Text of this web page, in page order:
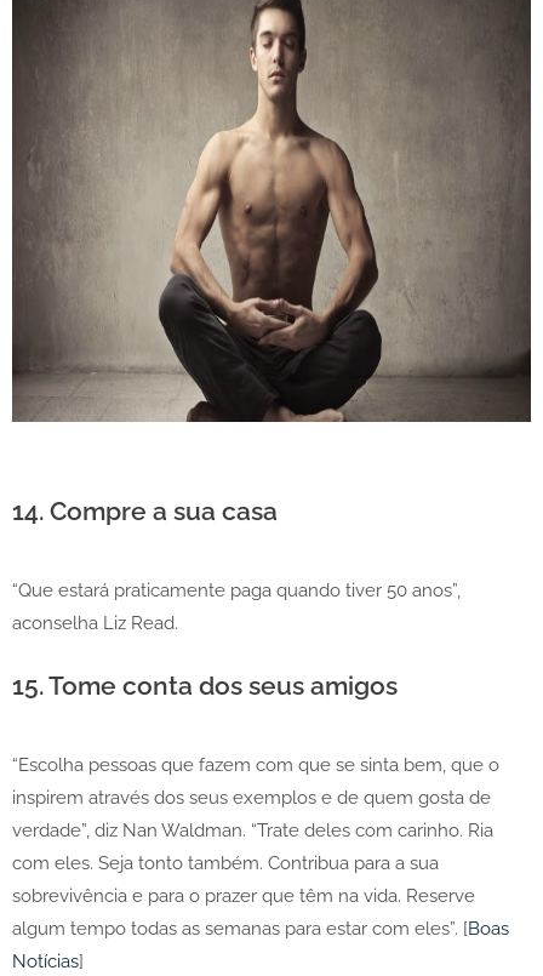
14. Compre a sua casa
“Que estará praticamente paga quando tiver 50 anos”,
aconselha Liz Read.
15. Tome conta dos seus amigos
“Escolha pessoas que fazem com que se sinta bem, que o
inspirem através dos seus exemplos e de quem gosta de
verdade”, diz Nan Waldman. “Trate deles com carinho. Ria
com eles. Seja tonto também. Contribua para a sua
sobrevivência e para o prazer que têm na vida. Reserve
algum tempo todas as semanas para estar com eles”. [Boas
Notícias]